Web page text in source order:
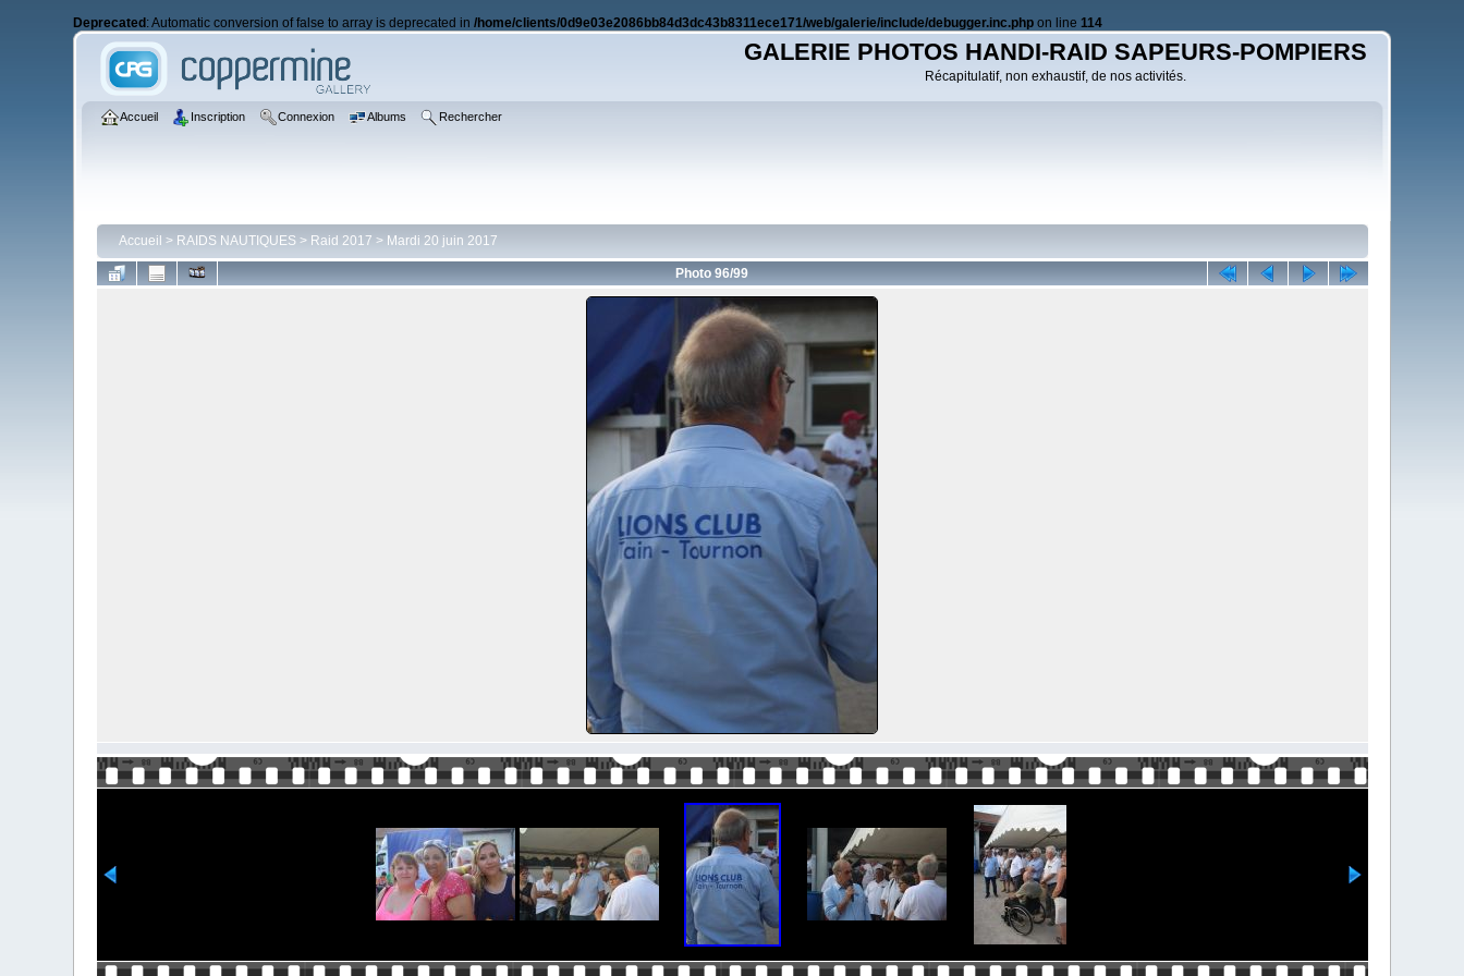
Deprecated : Automatic conversion of false to array is deprecated in/home/clients/0d9e03e2086bb84d3dc43b8311ece171/web/galerie/include/debugger.inc.php on line114
GALERIE PHOTOS HANDI-RAID SAPEURS-POMPIERS
Récapitulatif, non exhaustif, de nos activités.
Accueil Inscription Connexion Albums Rechercher
Accueil > RAIDS NAUTIQUES> Raid 2017 > Mardi 20 juin 2017
Photo 96/99